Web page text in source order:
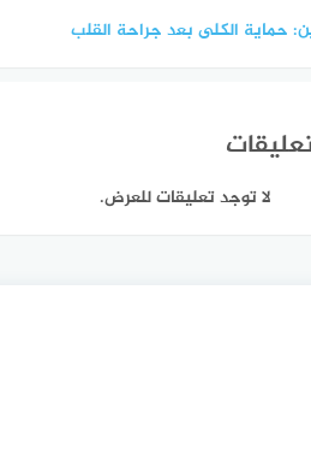
حماية الكلى بعد جراحة القلب
لا توجد تعليقات للعرض.